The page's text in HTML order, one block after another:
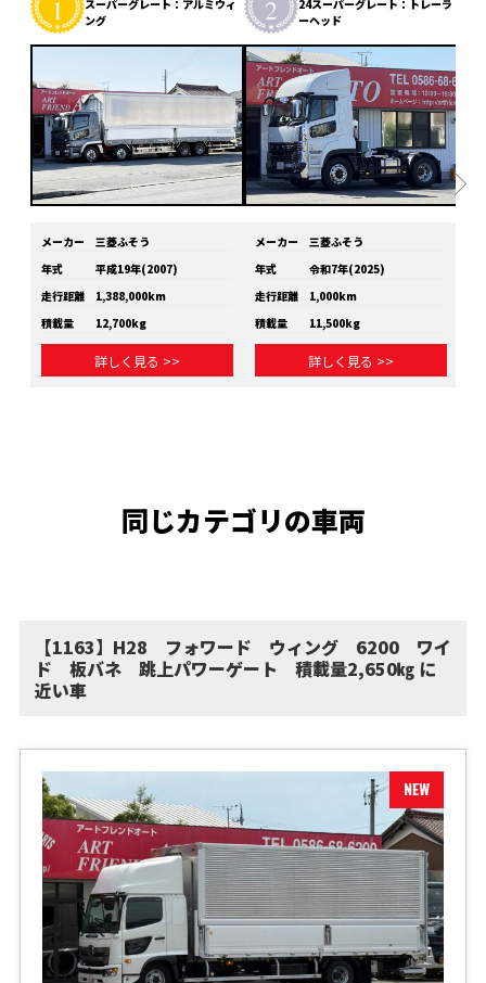
スーパーグレート：アルミウィ
ング
メーカー
三菱ふそう
年式
平成19年(2007)
走行距離
1,388,000km
積載量
12,700kg
詳しく見る >>
24スーパーグレート：トレーラ
ーヘッド
メーカー
三菱ふそう
年式
令和7年(2025)
走行距離
1,000km
積載量
11,500kg
詳しく見る >>
同じカテゴリの車両
【1163】H28 フォワード ウィング 6200 ワイ
ド 板バネ 跳上パワーゲート 積載量2,650㎏ に
近い車